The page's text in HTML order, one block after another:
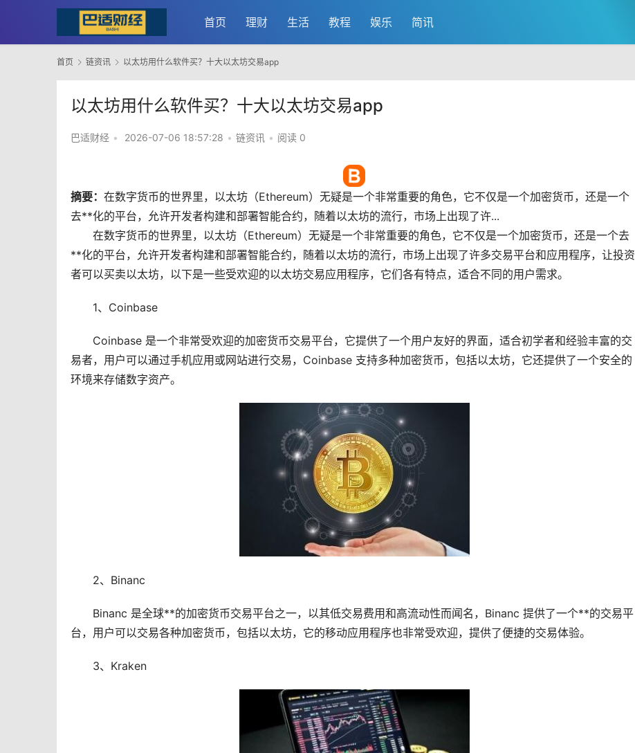
首页 理财 生活 教程 娱乐 简讯
首页 链资讯 以太坊用什么软件买？十大以太坊交易app
以太坊用什么软件买？十大以太坊交易app
巴适财经 • 2026-07-06 18:57:28 • 链资讯 • 阅读 0
摘要： 在数字货币的世界里， 以太坊 （Ethereum）无疑是一个非常重要的角色，它不仅是一个加密货币，还是一个
去**化的平台，允许开发者构建和部署智能合约，随着以太坊的流行， 市场上出现了许...
在数字货币的世界里，以太坊（Ethereum）无疑是一个非常重要的角色，它不仅是一个加密货币，还是一个去
**化的平台，允许开发者构建和部署智能合约，随着以太坊的流行，市场上出现了许多交易平台和应用程序，让投资
者可以买卖以太坊，以下是一些受欢迎的以太坊交易应用程序，它们各有特点，适合不同的用户需求。
1、Coinbase
Coinbase 是一个非常受欢迎的加密货币交易平台，它提供了一个用户友好的界面，适合初学者和经验丰富的交
易者，用户可以通过手机应用或网站进行交易，Coinbase 支持多种加密货币，包括以太坊，它还提供了一个安全的
环境来存储数字资产。
2、Binanc
Binanc 是全球**的加密货币交易平台之一，以其低交易费用和高流动性而闻名，Binanc 提供了一个**的交易平
台，用户可以交易各种加密货币，包括以太坊，它的移动应用程序也非常受欢迎，提供了便捷的交易体验。
3、Kraken